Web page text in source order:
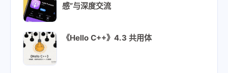
感”与深度交流
《Hello C++》4.3 共用体